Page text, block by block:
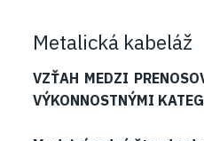
Metalická kabeláž
VZŤAH MEDZI
VÝKONNOSTNÝMI